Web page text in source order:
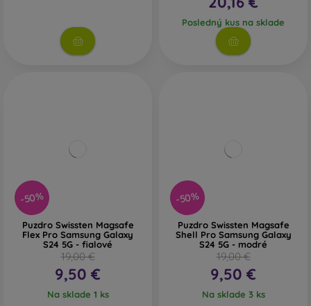
Posledný kus na sklade
-50%
Puzdro Swissten Magsafe
Flex Pro Samsung Galaxy
S24 5G - fialové
19,00 €
9,50 €
Na sklade 1 ks
-50%
Puzdro Swissten Magsafe
Shell Pro Samsung Galaxy
S24 5G - modré
19,00 €
9,50 €
Na sklade 3 ks